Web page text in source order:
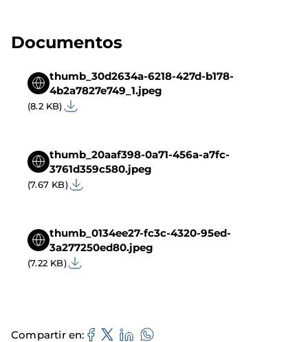
Documentos
thumb_30d2634a-6218-427d-b178-
4b2a7827e749_1.jpeg
(8.2 KB)
thumb_20aaf398-0a71-456a-a7fc-
3761d359c580.jpeg
(7.67 KB)
thumb_0134ee27-fc3c-4320-95ed-
3a277250ed80.jpeg
(7.22 KB)
Compartir en